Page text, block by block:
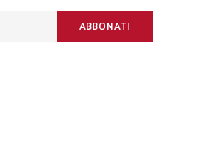
ABBONATI